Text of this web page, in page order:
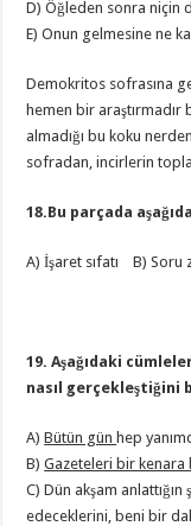
D) Öğleden sonra niçin
E) Onun gelmesine ne
Demokritos sofrasına
hemen bir araştırmadır
almadığı bu koku
sofradan, incirlerin
18.Bu parçada
A) İşaret sıfatı B)
19. Aşağıdaki
nasıl gerçekleştiğini
A)Bütün gün hep
B)Gazeteleri bir kenara
C) Dün akşam anlattığın
edeceklerini, beni bir